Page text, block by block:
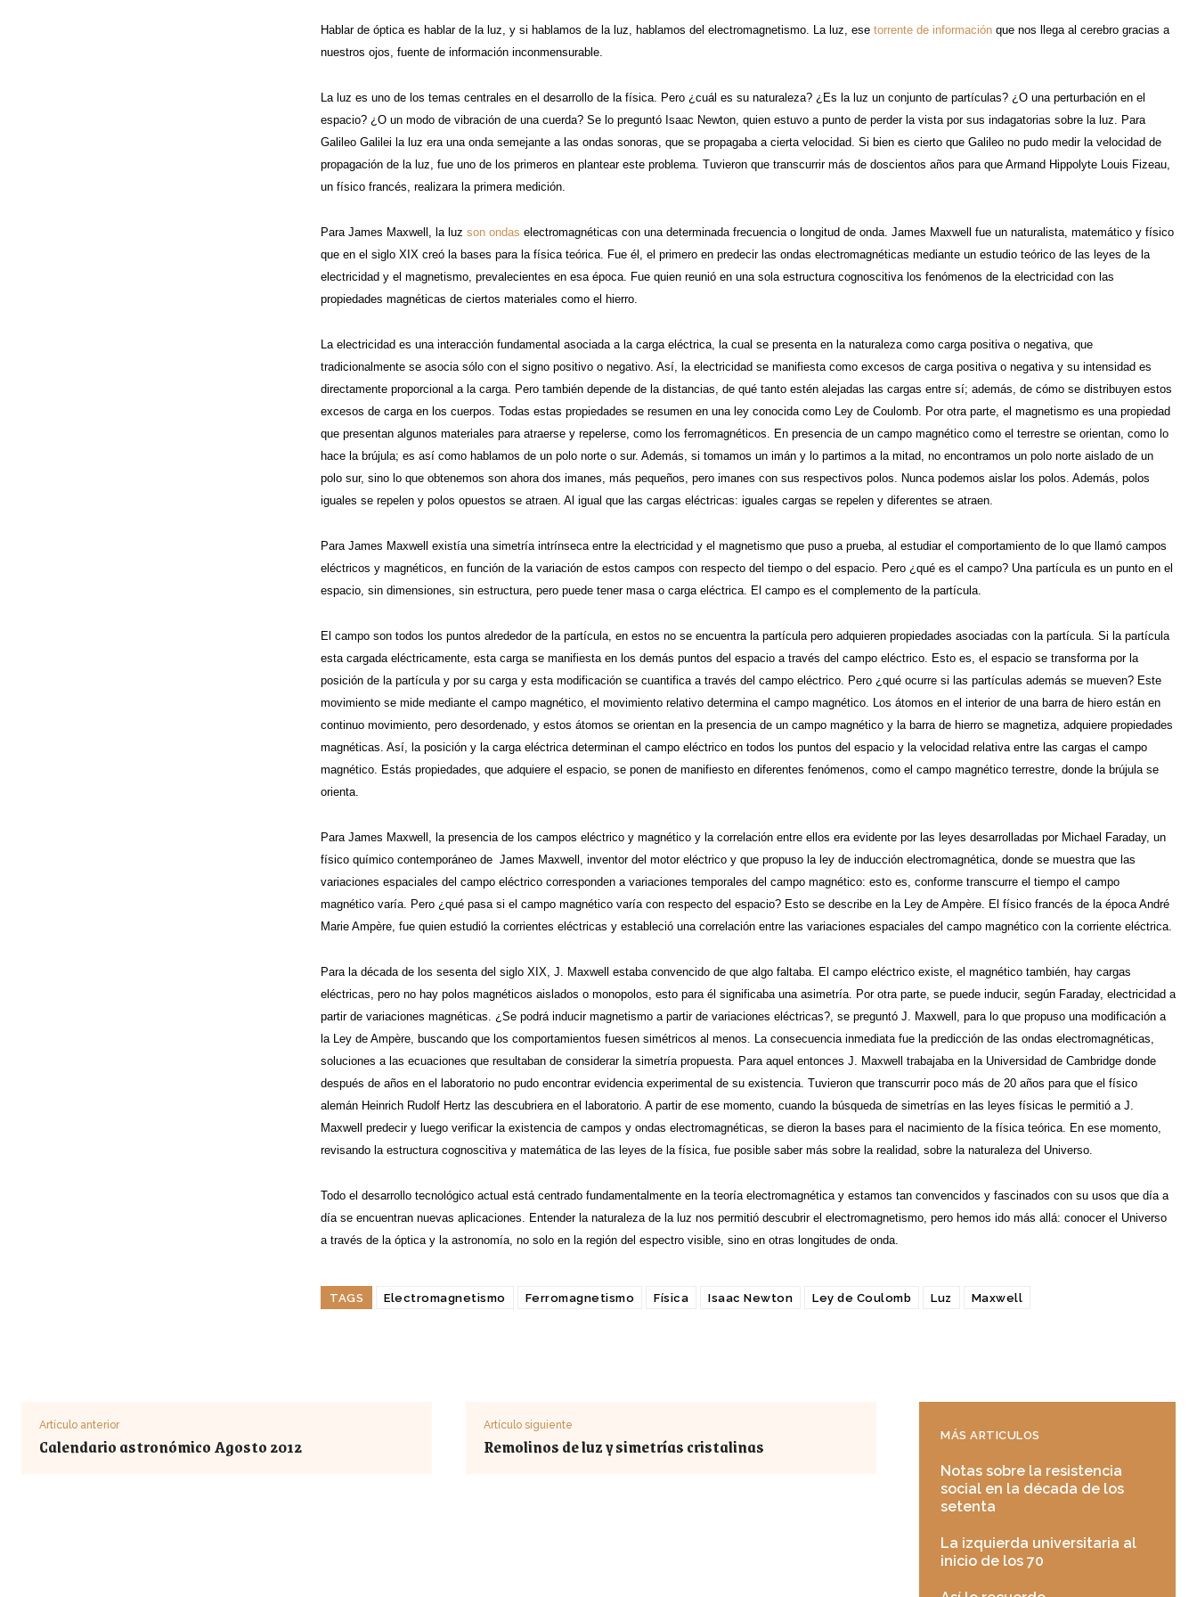
Hablar de óptica es hablar de la luz, y si hablamos de la luz, hablamos del electromagnetismo. La luz, ese torrente de información que nos llega al cerebro gracias a
nuestros ojos, fuente de información inconmensurable.
La luz es uno de los temas centrales en el desarrollo de la física. Pero ¿cuál es su naturaleza? ¿Es la luz un conjunto de partículas? ¿O una perturbación en el
espacio? ¿O un modo de vibración de una cuerda? Se lo preguntó Isaac Newton, quien estuvo a punto de perder la vista por sus indagatorias sobre la luz. Para
Galileo Galilei la luz era una onda semejante a las ondas sonoras, que se propagaba a cierta velocidad. Si bien es cierto que Galileo no pudo medir la velocidad de
propagación de la luz, fue uno de los primeros en plantear este problema. Tuvieron que transcurrir más de doscientos años para que Armand Hippolyte Louis Fizeau,
un físico francés, realizara la primera medición.
Para James Maxwell, la luz son ondas electromagnéticas con una determinada frecuencia o longitud de onda. James Maxwell fue un naturalista, matemático y físico
que en el siglo XIX creó la bases para la física teórica. Fue él, el primero en predecir las ondas electromagnéticas mediante un estudio teórico de las leyes de la
electricidad y el magnetismo, prevalecientes en esa época. Fue quien reunió en una sola estructura cognoscitiva los fenómenos de la electricidad con las
propiedades magnéticas de ciertos materiales como el hierro.
La electricidad es una interacción fundamental asociada a la carga eléctrica, la cual se presenta en la naturaleza como carga positiva o negativa, que
tradicionalmente se asocia sólo con el signo positivo o negativo. Así, la electricidad se manifiesta como excesos de carga positiva o negativa y su intensidad es
directamente proporcional a la carga. Pero también depende de la distancias, de qué tanto estén alejadas las cargas entre sí; además, de cómo se distribuyen estos
excesos de carga en los cuerpos. Todas estas propiedades se resumen en una ley conocida como Ley de Coulomb. Por otra parte, el magnetismo es una propiedad
que presentan algunos materiales para atraerse y repelerse, como los ferromagnéticos. En presencia de un campo magnético como el terrestre se orientan, como lo
hace la brújula; es así como hablamos de un polo norte o sur. Además, si tomamos un imán y lo partimos a la mitad, no encontramos un polo norte aislado de un
polo sur, sino lo que obtenemos son ahora dos imanes, más pequeños, pero imanes con sus respectivos polos. Nunca podemos aislar los polos. Además, polos
iguales se repelen y polos opuestos se atraen. Al igual que las cargas eléctricas: iguales cargas se repelen y diferentes se atraen.
Para James Maxwell existía una simetría intrínseca entre la electricidad y el magnetismo que puso a prueba, al estudiar el comportamiento de lo que llamó campos
eléctricos y magnéticos, en función de la variación de estos campos con respecto del tiempo o del espacio. Pero ¿qué es el campo? Una partícula es un punto en el
espacio, sin dimensiones, sin estructura, pero puede tener masa o carga eléctrica. El campo es el complemento de la partícula.
El campo son todos los puntos alrededor de la partícula, en estos no se encuentra la partícula pero adquieren propiedades asociadas con la partícula. Si la partícula
esta cargada eléctricamente, esta carga se manifiesta en los demás puntos del espacio a través del campo eléctrico. Esto es, el espacio se transforma por la
posición de la partícula y por su carga y esta modificación se cuantifica a través del campo eléctrico. Pero ¿qué ocurre si las partículas además se mueven? Este
movimiento se mide mediante el campo magnético, el movimiento relativo determina el campo magnético. Los átomos en el interior de una barra de hiero están en
continuo movimiento, pero desordenado, y estos átomos se orientan en la presencia de un campo magnético y la barra de hierro se magnetiza, adquiere propiedades
magnéticas. Así, la posición y la carga eléctrica determinan el campo eléctrico en todos los puntos del espacio y la velocidad relativa entre las cargas el campo
magnético. Estás propiedades, que adquiere el espacio, se ponen de manifiesto en diferentes fenómenos, como el campo magnético terrestre, donde la brújula se
orienta.
Para James Maxwell, la presencia de los campos eléctrico y magnético y la correlación entre ellos era evidente por las leyes desarrolladas por Michael Faraday, un
físico químico contemporáneo de James Maxwell, inventor del motor eléctrico y que propuso la ley de inducción electromagnética, donde se muestra que las
variaciones espaciales del campo eléctrico corresponden a variaciones temporales del campo magnético: esto es, conforme transcurre el tiempo el campo
magnético varía. Pero ¿qué pasa si el campo magnético varía con respecto del espacio? Esto se describe en la Ley de Ampère. El físico francés de la época André
Marie Ampère, fue quien estudió la corrientes eléctricas y estableció una correlación entre las variaciones espaciales del campo magnético con la corriente eléctrica.
Para la década de los sesenta del siglo XIX, J. Maxwell estaba convencido de que algo faltaba. El campo eléctrico existe, el magnético también, hay cargas
eléctricas, pero no hay polos magnéticos aislados o monopolos, esto para él significaba una asimetría. Por otra parte, se puede inducir, según Faraday, electricidad a
partir de variaciones magnéticas. ¿Se podrá inducir magnetismo a partir de variaciones eléctricas?, se preguntó J. Maxwell, para lo que propuso una modificación a
la Ley de Ampère, buscando que los comportamientos fuesen simétricos al menos. La consecuencia inmediata fue la predicción de las ondas electromagnéticas,
soluciones a las ecuaciones que resultaban de considerar la simetría propuesta. Para aquel entonces J. Maxwell trabajaba en la Universidad de Cambridge donde
después de años en el laboratorio no pudo encontrar evidencia experimental de su existencia. Tuvieron que transcurrir poco más de 20 años para que el físico
alemán Heinrich Rudolf Hertz las descubriera en el laboratorio. A partir de ese momento, cuando la búsqueda de simetrías en las leyes físicas le permitió a J.
Maxwell predecir y luego verificar la existencia de campos y ondas electromagnéticas, se dieron la bases para el nacimiento de la física teórica. En ese momento,
revisando la estructura cognoscitiva y matemática de las leyes de la física, fue posible saber más sobre la realidad, sobre la naturaleza del Universo.
Todo el desarrollo tecnológico actual está centrado fundamentalmente en la teoría electromagnética y estamos tan convencidos y fascinados con su usos que día a
día se encuentran nuevas aplicaciones. Entender la naturaleza de la luz nos permitió descubrir el electromagnetismo, pero hemos ido más allá: conocer el Universo
a través de la óptica y la astronomía, no solo en la región del espectro visible, sino en otras longitudes de onda.
TAGS Electromagnetismo Ferromagnetismo Física Isaac Newton Ley de Coulomb Luz Maxwell
Artículo anterior
Calendario astronómico Agosto 2012
Artículo siguiente
Remolinos de luz y simetrías cristalinas MÁS ARTICULOS
Notas sobre la resistencia
social en la década de los
setenta
La izquierda universitaria al
inicio de los 70